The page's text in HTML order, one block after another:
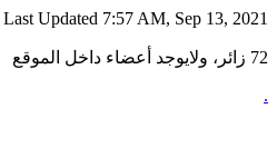
Last Updated 7:57 AM, Sep 13, 2021
72 زائر، ولايوجد أعضاء داخل الموقع
.